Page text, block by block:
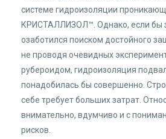
системе гидроизоляции
КРИСТАЛЛИЗОЛ™. Однако, если бы
озаботился поиском достойного
не проводя очевидных
рубероидом, гидроизоляция
понадобилась бы совершенно.
себе требует больших затрат.
внимательно, вдумчиво и с
рисков.